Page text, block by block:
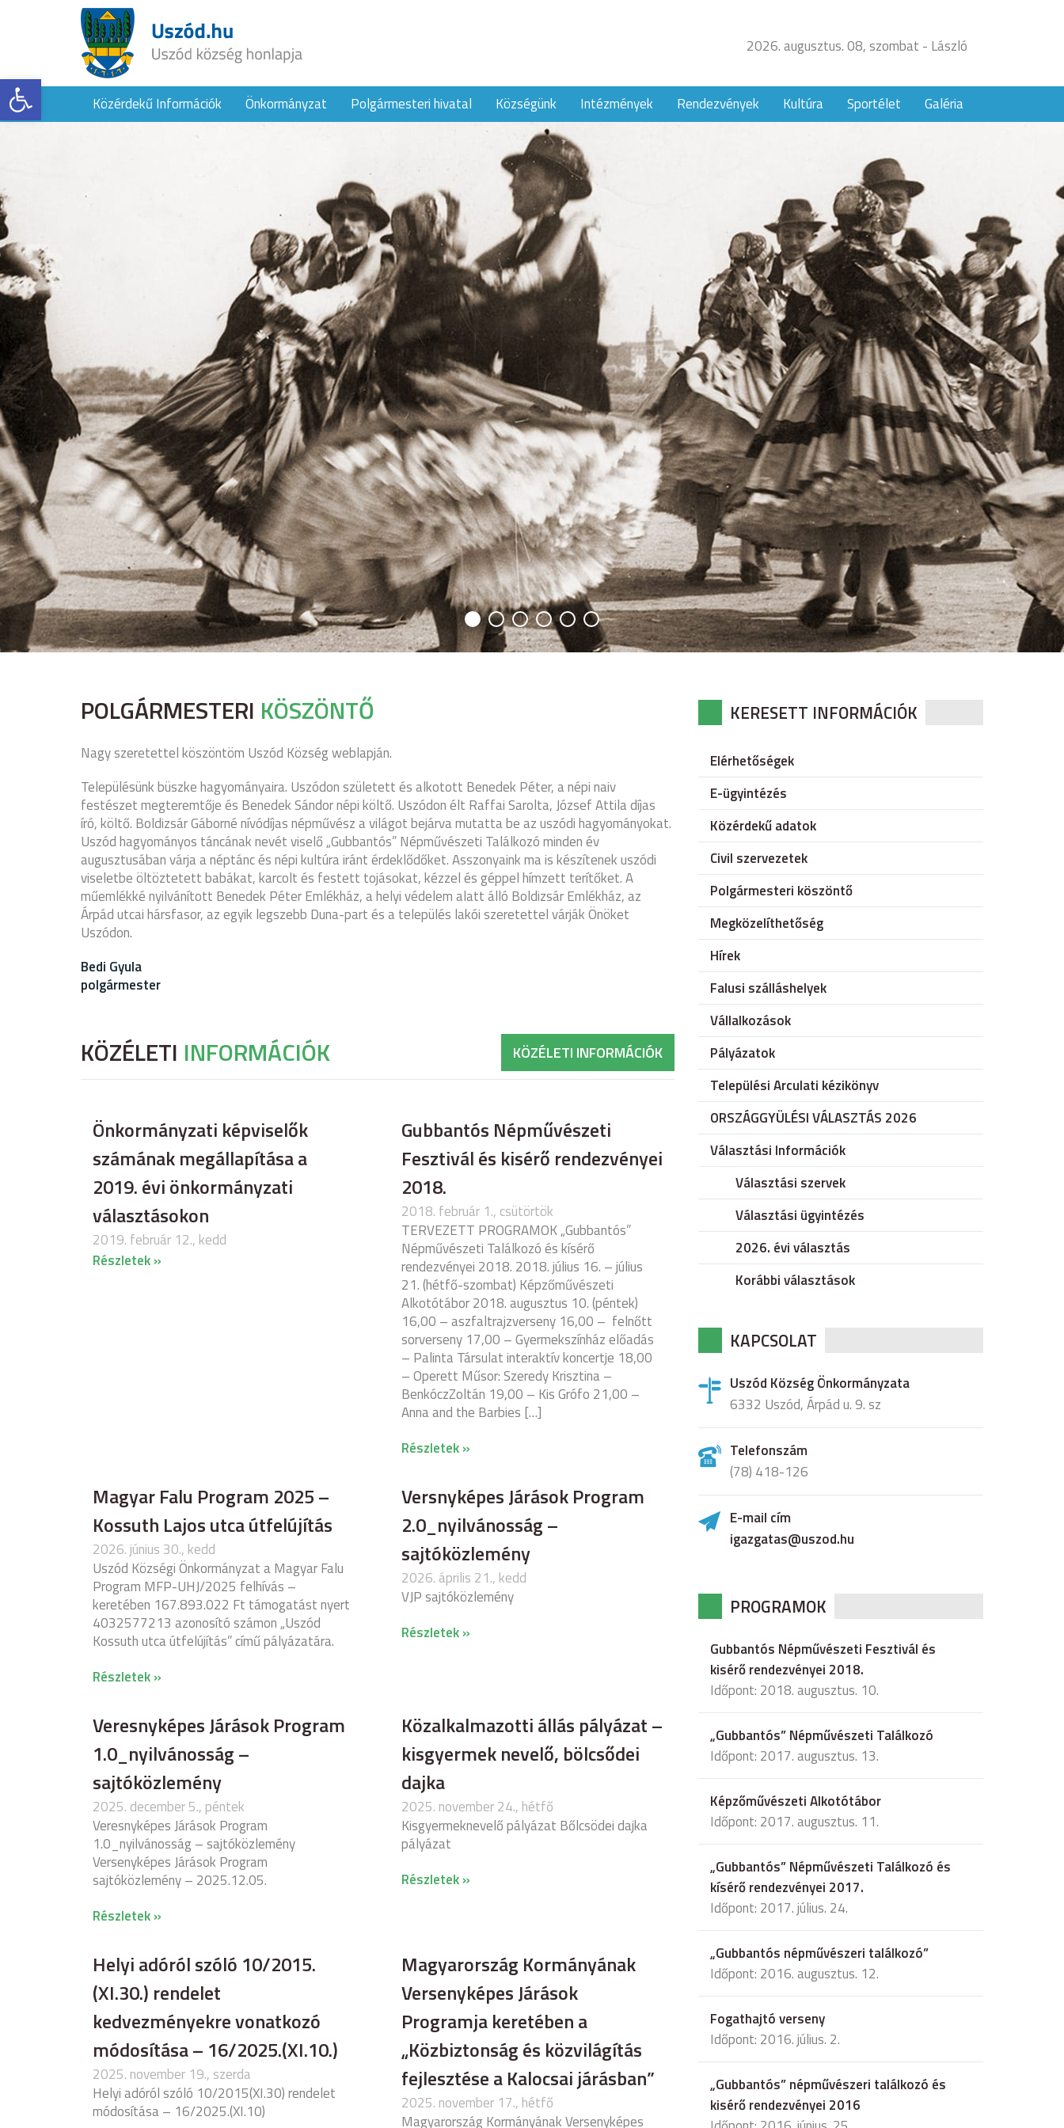
Eszköztár megnyitása
2026. augusztus. 08, szombat - László
Közérdekű Információk Önkormányzat Polgármesteri hivatal Községünk Intézmények Rendezvények Kultúra Sportélet Galéria
POLGÁRMESTERI KÖSZÖNTŐ
Nagy szeretettel köszöntöm Uszód Község weblapján.
Településünk büszke hagyományaira. Uszódon született és alkotott Benedek Péter, a népi naiv
festészet megteremtője és Benedek Sándor népi költő. Uszódon élt Raffai Sarolta, József Attila díjas
író, költő. Boldizsár Gáborné nívódíjas népművész a világot bejárva mutatta be az uszódi hagyományokat.
Uszód hagyományos táncának nevét viselő „Gubbantós” Népművészeti Találkozó minden év
augusztusában várja a néptánc és népi kultúra iránt érdeklődőket. Asszonyaink ma is készítenek uszódi
viseletbe öltöztetett babákat, karcolt és festett tojásokat, kézzel és géppel hímzett terítőket. A
műemlékké nyilvánított Benedek Péter Emlékház, a helyi védelem alatt álló Boldizsár Emlékház, az
Árpád utcai hársfasor, az egyik legszebb Duna-part és a település lakói szeretettel várják Önöket
Uszódon.
Bedi Gyula
polgármester
KÖZÉLETI INFORMÁCIÓK KÖZÉLETI INFORMÁCIÓK
Önkormányzati képviselők
számának megállapítása a
2019. évi önkormányzati
választásokon
2019. február 12., kedd
Részletek »
Gubbantós Népművészeti
Fesztivál és kisérő rendezvényei
2018.
2018. február 1., csütörtök
TERVEZETT PROGRAMOK „Gubbantós”
Népművészeti Találkozó és kísérő
rendezvényei 2018. 2018. július 16. – július
21. (hétfő-szombat) Képzőművészeti
Alkotótábor 2018. augusztus 10. (péntek)
16,00 – aszfaltrajzverseny 16,00 – felnőtt
sorverseny 17,00 – Gyermekszínház előadás
– Palinta Társulat interaktív koncertje 18,00
– Operett Műsor: Szeredy Krisztina –
BenkóczZoltán 19,00 – Kis Grófo 21,00 –
Anna and the Barbies […]
Részletek »
Magyar Falu Program 2025 –
Kossuth Lajos utca útfelújítás
2026. június 30., kedd
Uszód Községi Önkormányzat a Magyar Falu
Program MFP-UHJ/2025 felhívás –
keretében 167.893.022 Ft támogatást nyert
4032577213 azonosító számon „Uszód
Kossuth utca útfelújítás” című pályázatára.
Részletek »
Versnyképes Járások Program
2.0_nyilvánosság –
sajtóközlemény
2026. április 21., kedd
VJP sajtóközlemény
Részletek »
Veresnyképes Járások Program
1.0_nyilvánosság –
sajtóközlemény
2025. december 5., péntek
Veresnyképes Járások Program
1.0_nyilvánosság – sajtóközlemény
Versenyképes Járások Program
sajtóközlemény – 2025.12.05.
Részletek »
Közalkalmazotti állás pályázat –
kisgyermek nevelő, bölcsődei
dajka
2025. november 24., hétfő
Kisgyermeknevelő pályázat Bőlcsödei dajka
pályázat
Részletek »
Helyi adóról szóló 10/2015.
(XI.30.) rendelet
kedvezményekre vonatkozó
módosítása – 16/2025.(XI.10.)
2025. november 19., szerda
Helyi adóról szóló 10/2015(XI.30) rendelet
módosítása – 16/2025.(XI.10)
Magyarország Kormányának
Versenyképes Járások
Programja keretében a
„Közbiztonság és közvilágítás
fejlesztése a Kalocsai járásban”
2025. november 17., hétfő
Magyarország Kormányának Versenyképes
KERESETT INFORMÁCIÓK
Elérhetőségek
E-ügyintézés
Közérdekű adatok
Civil szervezetek
Polgármesteri köszöntő
Megközelíthetőség
Hírek
Falusi szálláshelyek
Vállalkozások
Pályázatok
Települési Arculati kézikönyv
ORSZÁGGYÜLÉSI VÁLASZTÁS 2026
Választási Információk
Választási szervek
Választási ügyintézés
2026. évi választás
Korábbi választások
KAPCSOLAT
Uszód Község Önkormányzata
6332 Uszód, Árpád u. 9. sz
Telefonszám
(78) 418-126
E-mail cím
igazgatas@uszod.hu
PROGRAMOK
Gubbantós Népművészeti Fesztivál és
kisérő rendezvényei 2018.
Időpont: 2018. augusztus. 10.
„Gubbantós” Népművészeti Találkozó
Időpont: 2017. augusztus. 13.
Képzőművészeti Alkotótábor
Időpont: 2017. augusztus. 11.
„Gubbantós” Népművészeti Találkozó és
kísérő rendezvényei 2017.
Időpont: 2017. július. 24.
„Gubbantós népművészeri találkozó”
Időpont: 2016. augusztus. 12.
Fogathajtó verseny
Időpont: 2016. július. 2.
„Gubbantós” népművészeri találkozó és
kisérő rendezvényei 2016